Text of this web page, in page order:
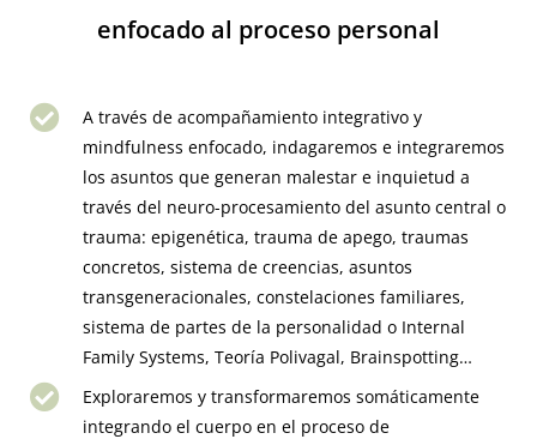
enfocado al proceso personal
A través de acompañamiento integrativo y
mindfulness enfocado, indagaremos e integraremos
los asuntos que generan malestar e inquietud a
través del neuro-procesamiento del asunto central o
trauma: epigenética, trauma de apego, traumas
concretos, sistema de creencias, asuntos
transgeneracionales, constelaciones familiares,
sistema de partes de la personalidad o Internal
Family Systems, Teoría Polivagal, Brainspotting…
Exploraremos y transformaremos somáticamente
integrando el cuerpo en el proceso de